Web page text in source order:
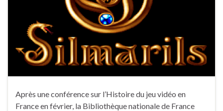
Après une conférence sur l’Histoire du jeu vidéo en
France en février, la Bibliothèque nationale de France